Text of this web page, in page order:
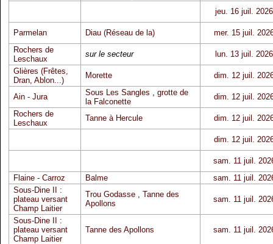
jeu. 16 juil. 2026
Parmelan Diau (Réseau de la)
mer. 15 juil.
Rochers de
Leschaux
sur le secteur
lun. 13 juil. 2026
Glières (Frêtes,
Dran, Ablon...)
Morette dim. 12 juil.
Ain - Jura Sous Les Sangles , grotte de
la Falconette
dim. 12 juil.
Rochers de
Leschaux
Tanne à Hercule dim. 12 juil.
dim. 12 juil.
sam. 11 juil.
Flaine - Carroz
Balme
sam. 11 juil.
Sous-Dine II :
plateau versant
Champ Laitier
Trou Godasse, Tanne des
Apollons
sam. 11 juil.
Sous-Dine II :
plateau versant
Champ Laitier
Tanne des Apollons sam. 11 juil.